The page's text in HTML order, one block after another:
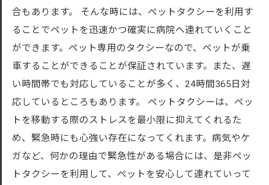
合もあります。 そんな時には、ペットタクシーを利用す
ることでペットを迅速かつ確実に病院へ連れていくこと
ができます。ペット専用のタクシーなので、ペットが乗
車することができることが保証されています。また、遅
い時間帯でも対応していることが多く、24時間365日対
応しているところもあります。 ペットタクシーは、ペッ
トを移動する際のストレスを最小限に抑えてくれるた
め、緊急時にも心強い存在になってくれます。病気やケ
ガなど、何かの理由で緊急性がある場合には、是非ペッ
トタクシーを利用して、ペットを安心して連れていって